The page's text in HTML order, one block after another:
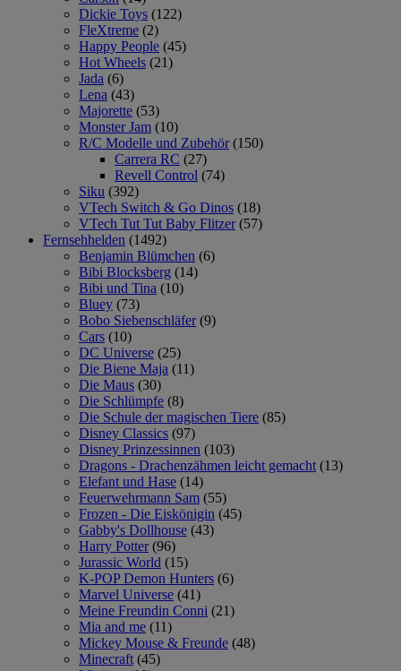
Dickie Toys (122)
FleXtreme (2)
Happy People (45)
Hot Wheels (21)
Jada (6)
Lena (43)
Majorette (53)
Monster Jam (10)
R/C Modelle und Zubehör (150)
Carrera RC (27)
Revell Control (74)
Siku (392)
VTech Switch & Go Dinos (18)
VTech Tut Tut Baby Flitzer (57)
Fernsehhelden (1492)
Benjamin Blümchen (6)
Bibi Blocksberg (14)
Bibi und Tina (10)
Bluey (73)
Bobo Siebenschläfer (9)
Cars (10)
DC Universe (25)
Die Biene Maja (11)
Die Maus (30)
Die Schlümpfe (8)
Die Schule der magischen Tiere (85)
Disney Classics (97)
Disney Prinzessinnen (103)
Dragons - Drachenzähmen leicht gemacht (13)
Elefant und Hase (14)
Feuerwehrmann Sam (55)
Frozen - Die Eiskönigin (45)
Gabby's Dollhouse (43)
Harry Potter (96)
Jurassic World (15)
K-POP Demon Hunters (6)
Marvel Universe (41)
Meine Freundin Conni (21)
Mia and me (11)
Mickey Mouse & Freunde (48)
Minecraft (45)